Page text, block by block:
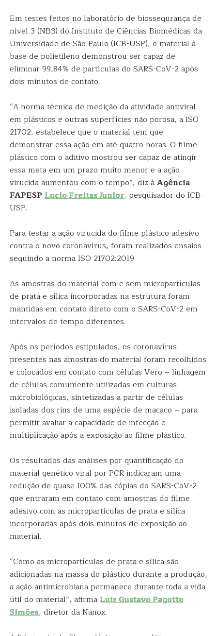
Em testes feitos no laboratório de biossegurança de
nível 3 (NB3) do Instituto de Ciências Biomédicas da
Universidade de São Paulo (ICB-USP), o material à
base de polietileno demonstrou ser capaz de
eliminar 99,84% de partículas do SARS-CoV-2 após
dois minutos de contato.
“A norma técnica de medição da atividade antiviral
em plásticos e outras superfícies não porosa, a ISO
21702, estabelece que o material tem que
demonstrar essa ação em até quatro horas. O filme
plástico com o aditivo mostrou ser capaz de atingir
essa meta em um prazo muito menor e a ação
virucida aumentou com o tempo”, diz àAgência
FAPESPLucio Freitas Junior, pesquisador do ICB-
USP.
Para testar a ação virucida do filme plástico adesivo
contra o novo coronavírus, foram realizados ensaios
seguindo a norma ISO 21702:2019.
As amostras do material com e sem micropartículas
de prata e sílica incorporadas na estrutura foram
mantidas em contato direto com o SARS-CoV-2 em
intervalos de tempo diferentes.
Após os períodos estipulados, os coronavírus
presentes nas amostras do material foram recolhidos
e colocados em contato com células Vero – linhagem
de células comumente utilizadas em culturas
microbiológicas, sintetizadas a partir de células
isoladas dos rins de uma espécie de macaco – para
permitir avaliar a capacidade de infecção e
multiplicação após a exposição ao filme plástico.
Os resultados das análises por quantificação do
material genético viral por PCR indicaram uma
redução de quase 100% das cópias do SARS-CoV-2
que entraram em contato com amostras do filme
adesivo com as micropartículas de prata e sílica
incorporadas após dois minutos de exposição ao
material.
“Como as micropartículas de prata e sílica são
adicionadas na massa do plástico durante a produção,
a ação antimicrobiana permanece durante toda a vida
útil do material”, afirmaLuiz Gustavo Pagotto
Simões, diretor da Nanox.